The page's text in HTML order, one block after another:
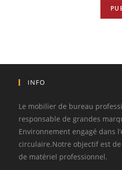
INFO
Le mobilier de bureau
responsable de grandes
Environnement engagé dans
circulaire.Notre objectif est
de matériel professionnel.